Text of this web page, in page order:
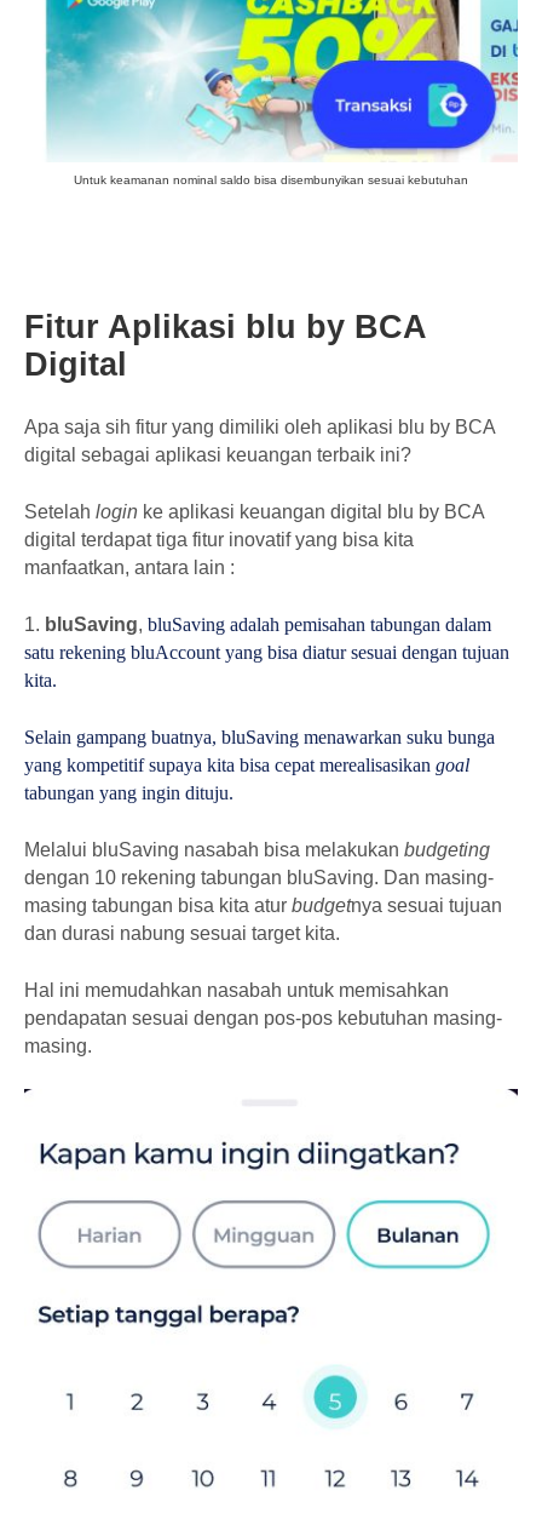
Untuk keamanan nominal saldo bisa disembunyikan sesuai kebutuhan
Fitur Aplikasi blu by BCA
Digital
Apa saja sih fitur yang dimiliki oleh aplikasi blu by BCA
digital sebagai aplikasi keuangan terbaik ini?
Setelah login ke aplikasi keuangan digital blu by BCA
digital terdapat tiga fitur inovatif yang bisa kita
manfaatkan, antara lain :
1. bluSaving, bluSaving adalah pemisahan tabungan dalam
satu rekening bluAccount yang bisa diatur sesuai dengan tujuan
kita.
Selain gampang buatnya, bluSaving menawarkan suku bunga
yang kompetitif supaya kita bisa cepat merealisasikan goal
tabungan yang ingin dituju.
Melalui bluSaving nasabah bisa melakukan budgeting
dengan 10 rekening tabungan bluSaving. Dan masing-
masing tabungan bisa kita atur budgetnya sesuai tujuan
dan durasi nabung sesuai target kita.
Hal ini memudahkan nasabah untuk memisahkan
pendapatan sesuai dengan pos-pos kebutuhan masing-
masing.